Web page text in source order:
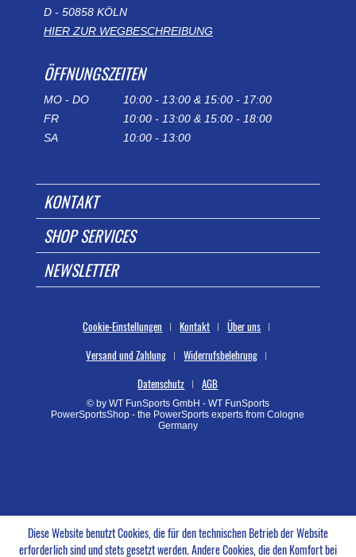
D - 50858 KÖLN
HIER ZUR WEGBESCHREIBUNG
ÖFFNUNGSZEITEN
MO - DO
10:00 - 13:00 & 15:00 - 17:00
FR
10:00 - 13:00 & 15:00 - 18:00
SA
10:00 - 13:00
KONTAKT
SHOP SERVICES
NEWSLETTER
Cookie-Einstellungen Kontakt
Über uns
Versand und Zahlung
Widerrufsbelehrung
Datenschutz
AGB
© by WT FunSports GmbH - WT FunSports
PowerSportsShop - the PowerSports experts from Cologne
Germany
Diese Website benutzt Cookies, die für den technischen Betrieb der Website
erforderlich sind und stets gesetzt werden. Andere Cookies, die den Komfort bei